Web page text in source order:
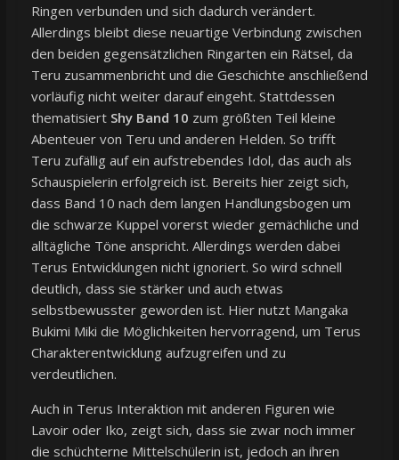
Ringen verbunden und sich dadurch verändert.
Allerdings bleibt diese neuartige Verbindung zwischen
den beiden gegensätzlichen Ringarten ein Rätsel, da
Teru zusammenbricht und die Geschichte anschließend
vorläufig nicht weiter darauf eingeht. Stattdessen
thematisiert Shy Band 10 zum größten Teil kleine
Abenteuer von Teru und anderen Helden. So trifft
Teru zufällig auf ein aufstrebendes Idol, das auch als
Schauspielerin erfolgreich ist. Bereits hier zeigt sich,
dass Band 10 nach dem langen Handlungsbogen um
die schwarze Kuppel vorerst wieder gemächliche und
alltägliche Töne anspricht. Allerdings werden dabei
Terus Entwicklungen nicht ignoriert. So wird schnell
deutlich, dass sie stärker und auch etwas
selbstbewusster geworden ist. Hier nutzt Mangaka
Bukimi Miki die Möglichkeiten hervorragend, um Terus
Charakterentwicklung aufzugreifen und zu
verdeutlichen.
Auch in Terus Interaktion mit anderen Figuren wie
Lavoir oder Iko, zeigt sich, dass sie zwar noch immer
die schüchterne Mittelschülerin ist, jedoch an ihren